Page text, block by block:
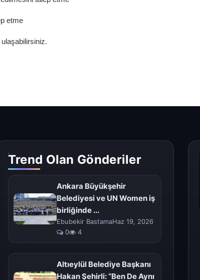
etme
Trend Olan Gönderiler
Ankara Büyükşehir
Belediyesi ve UN Women iş
birliğinde ...
Ebubekir BastamaHaz 19, 2026
0
4
Altıeylül Belediye Başkanı
Hakan Şehirli: “Ben De Aynı